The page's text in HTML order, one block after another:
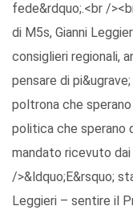
fede&rdquo;.<br /
di M5s, Gianni
consiglieri regionali,
pensare di
poltrona che
politica che sperano
mandato ricevuto
/>&ldquo;E&rsquo;
Leggieri – sentire il